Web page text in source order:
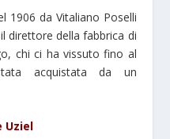
1906 da Vitaliano Poselli
direttore della fabbrica di
chi ci ha vissuto fino al
acquistata da un
Uziel